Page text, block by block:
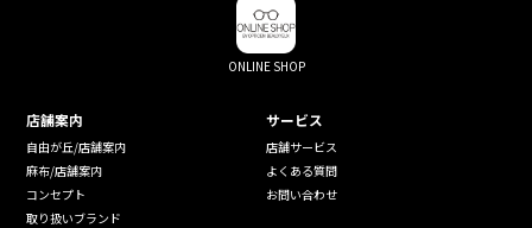
ONLINE SHOP
店舗案内
自由が丘/店舗案内
麻布/店舗案内
コンセプト
取り扱いブランド
サービス
店舗サービス
よくある質問
お問い合わせ